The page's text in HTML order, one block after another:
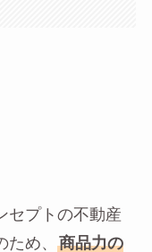
セプトの不動産
め、
商品力の